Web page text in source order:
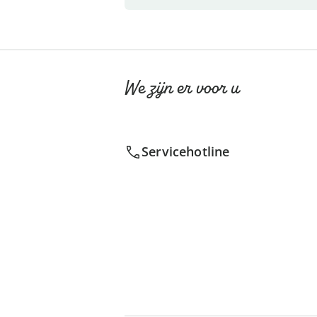
We zijn er voor u
Servicehotline